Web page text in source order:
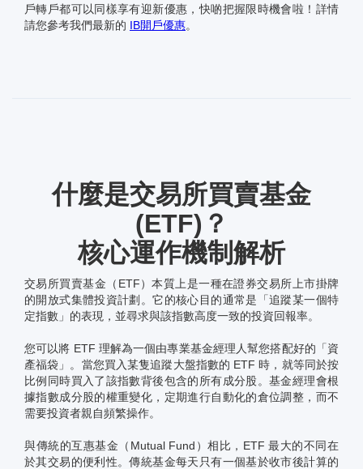
戶轉戶都可以同樣享有迎新優惠，快啲把握限時機會啦！詳情
請您參考我們最新的 IB開戶優惠。
什麼是交易所買賣基金
(ETF)？
核心運作機制解析
交易所買賣基金（ETF）本質上是一種在證券交易所上市掛牌
的開放式集體投資計劃。它的核心目的通常是「追蹤某一個特
定指數」的表現，並尋求與該指數高度一致的投資回報率。
您可以將 ETF 理解為一個由專業基金經理人幫您搭配好的「資
產福袋」。當您買入某隻追蹤大盤指數的 ETF 時，就等同於按
比例同時買入了該指數背後包含的所有成分股。基金經理會根
據指數成分股的權重變化，定期進行自動化的倉位調整，而不
需要投資者親自頻繁操作。
與傳統的互惠基金（Mutual Fund）相比，ETF 最大的不同在
於其交易的便利性。傳統基金每天只有一個基於收市後計算的